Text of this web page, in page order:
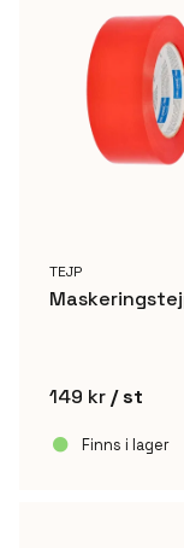
TEJP
149 kr / st
Finns i lager